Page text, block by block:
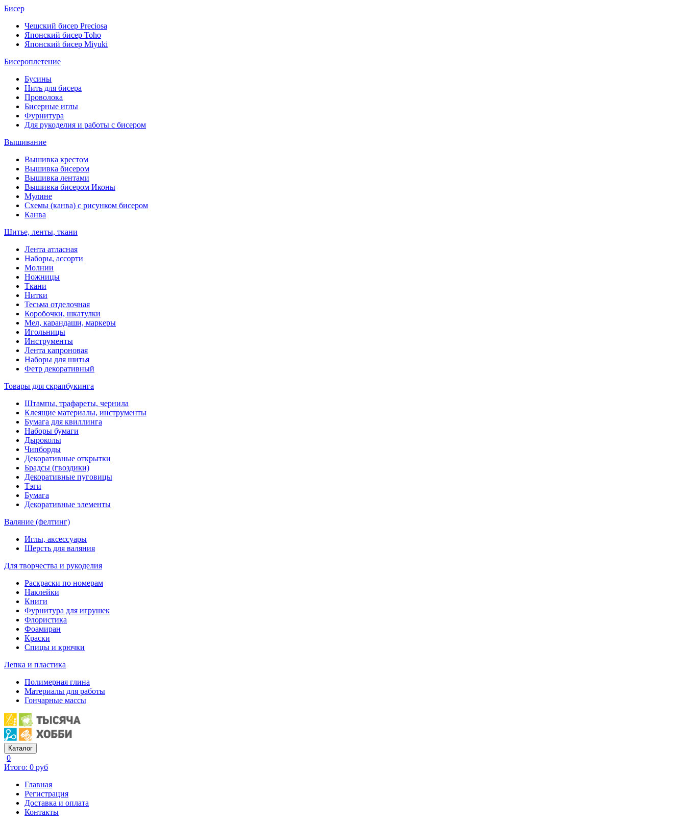
Бисер
Чешский бисер Preciosa
Японский бисер Toho
Японский бисер Miyuki
Бисероплетение
Бусины
Нить для бисера
Проволока
Бисерные иглы
Фурнитура
Для рукоделия и работы с бисером
Вышивание
Вышивка крестом
Вышивка бисером
Вышивка лентами
Вышивка бисером Иконы
Мулине
Схемы (канва) с рисунком бисером
Канва
Шитье, ленты, ткани
Лента атласная
Наборы, ассорти
Молнии
Ножницы
Ткани
Нитки
Тесьма отделочная
Коробочки, шкатулки
Мел, карандаши, маркеры
Игольницы
Инструменты
Лента капроновая
Наборы для шитья
Фетр декоративный
Товары для скрапбукинга
Штампы, трафареты, чернила
Клеящие материалы, инструменты
Бумага для квиллинга
Наборы бумаги
Дыроколы
Чипборды
Декоративные открытки
Брадсы (гвоздики)
Декоративные пуговицы
Тэги
Бумага
Декоративные элементы
Валяние (фелтинг)
Иглы, аксессуары
Шерсть для валяния
Для творчества и рукоделия
Раскраски по номерам
Наклейки
Книги
Фурнитура для игрушек
Флористика
Фоамиран
Краски
Спицы и крючки
Лепка и пластика
Полимерная глина
Материалы для работы
Гончарные массы
Каталог
0
Итого: 0 руб
Главная
Регистрация
Доставка и оплата
Контакты